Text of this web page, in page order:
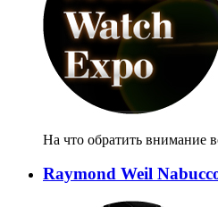
На что обратить внимание
Raymond Weil